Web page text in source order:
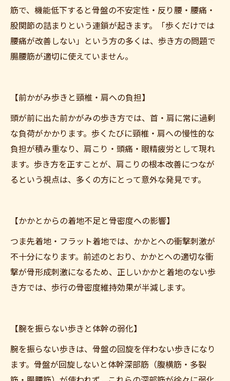
筋で、機能低下すると骨盤の不安定性・反り腰・腰痛・
股関節の詰まりという連鎖が起きます。「歩くだけでは
腰痛が改善しない」という方の多くは、歩き方の問題で
腸腰筋が適切に使えていません。
【前かがみ歩きと頸椎・肩への負担】
頭が前に出た前かがみの歩き方では、首・肩に常に過剰
な負荷がかかります。歩くたびに頸椎・肩への慢性的な
負担が積み重なり、肩こり・頭痛・眼精疲労として現れ
ます。歩き方を正すことが、肩こりの根本改善につなが
るという視点は、多くの方にとって意外な発見です。
【かかとからの着地不足と骨密度への影響】
つま先着地・フラット着地では、かかとへの衝撃刺激が
不十分になります。前述のとおり、かかとへの適切な衝
撃が骨形成刺激になるため、正しいかかと着地のない歩
き方では、歩行の骨密度維持効果が半減します。
【腕を振らない歩きと体幹の弱化】
腕を振らない歩きは、骨盤の回旋を伴わない歩きになり
ます。骨盤が回旋しないと体幹深部筋（腹横筋・多裂